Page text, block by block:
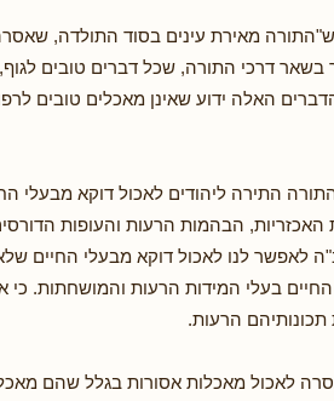
מאירת עינים בסוד התולדה,
בשאר דרכי התורה, שכל דברים טובים
האלה ידוע שאינן מאכלים טובים
התירה ליהודים לאכול דוקא מבעלי
הבהמות הרעות והעופות
לאפשר לנו לאכול דוקא מבעלי החיים
החיים בעלי המידות הרעות והמושחתות.
הרעות.
לאכול מאכלות אסורות בגלל שהם